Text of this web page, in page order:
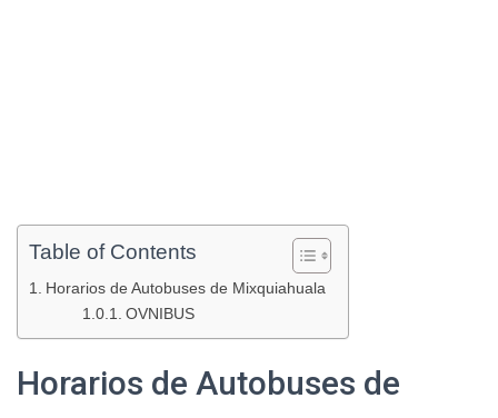
Table of Contents
Horarios de Autobuses de Mixquiahuala
OVNIBUS
Horarios de Autobuses de